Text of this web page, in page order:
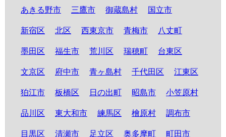
あきる野市 三鷹市 御蔵島村 国立市
新宿区 北区 西東京市 青梅市 八丈町
墨田区 福生市 荒川区 瑞穂町 台東区
文京区 府中市 青ヶ島村 千代田区 江東区
狛江市 板橋区 日の出町 昭島市 小笠原村
品川区 東大和市 練馬区 檜原村 調布市
目黒区 清瀬市 足立区 奥多摩町 町田市